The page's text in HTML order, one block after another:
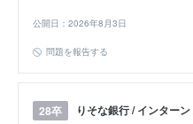
公開日：2026年8月3日
問題を報告する
28卒
りそな銀行 / インター